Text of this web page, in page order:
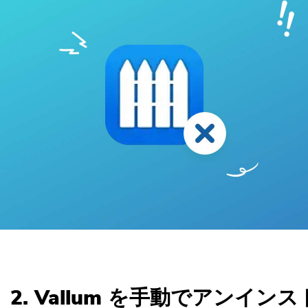
2. Vallum を手動でアンインス
ほぼ完了します。